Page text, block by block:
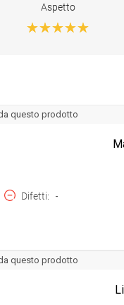
Aspetto
questo prodotto
Difetti -
questo prodotto